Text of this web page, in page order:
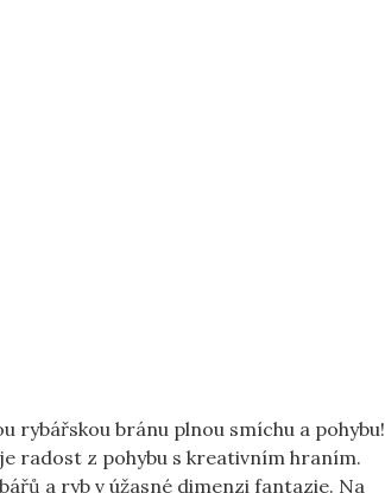
rybářskou bránu plnou smíchu a pohybu!
radost z pohybu s kreativním hraním.
a ryb v úžasné dimenzi fantazie. Na